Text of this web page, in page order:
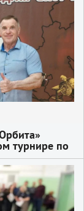
турнире по